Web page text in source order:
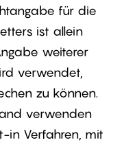
für die
ist allein
weiterer
verwendet,
zu können.
verwenden
in Verfahren, mit